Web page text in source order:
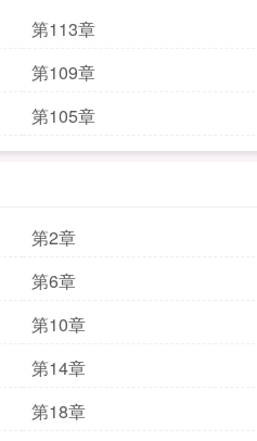
第113章
第109章
第105章
第2章
第6章
第10章
第14章
第18章